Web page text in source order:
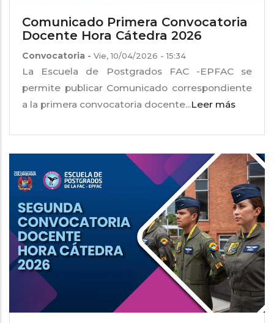
Comunicado Primera Convocatoria
Docente Hora Cátedra 2026
Convocatoria - Vie, 10/04/2026 - 15:34
La Escuela de Postgrados FAC -EPFAC se
permite publicar Comunicado correspondiente
a la primera convocatoria docente...Leer más